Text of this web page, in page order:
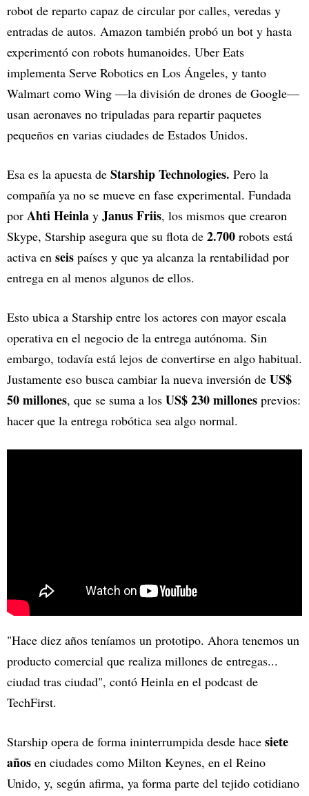
robot de reparto capaz de circular por calles, veredas y
entradas de autos. Amazon también probó un bot y hasta
experimentó con robots humanoides. Uber Eats
implementa Serve Robotics en Los Ángeles, y tanto
Walmart como Wing —la división de drones de Google—
usan aeronaves no tripuladas para repartir paquetes
pequeños en varias ciudades de Estados Unidos.
Esa es la apuesta de Starship Technologies. Pero la
compañía ya no se mueve en fase experimental. Fundada
por Ahti Heinla y Janus Friis, los mismos que crearon
Skype, Starship asegura que su flota de 2.700 robots está
activa en seis países y que ya alcanza la rentabilidad por
entrega en al menos algunos de ellos.
Esto ubica a Starship entre los actores con mayor escala
operativa en el negocio de la entrega autónoma. Sin
embargo, todavía está lejos de convertirse en algo habitual.
Justamente eso busca cambiar la nueva inversión de US$
50 millones, que se suma a los US$ 230 millones previos:
hacer que la entrega robótica sea algo normal.
"Hace diez años teníamos un prototipo. Ahora tenemos un
producto comercial que realiza millones de entregas...
ciudad tras ciudad", contó Heinla en el podcast de
TechFirst.
Starship opera de forma ininterrumpida desde hace siete
años en ciudades como Milton Keynes, en el Reino
Unido, y, según afirma, ya forma parte del tejido cotidiano